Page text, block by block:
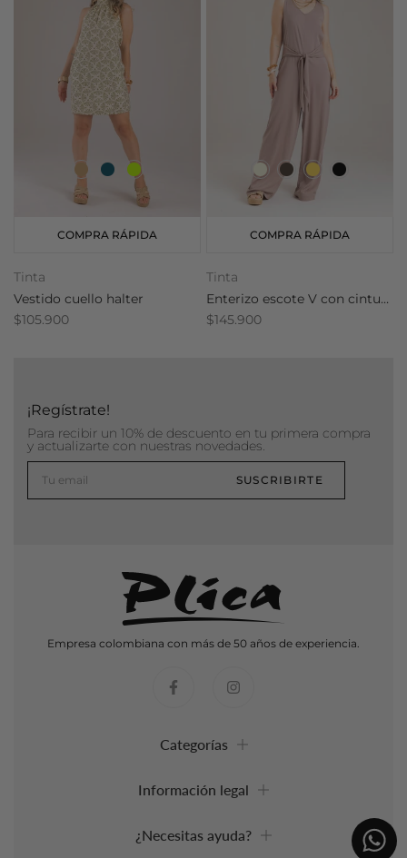
COMPRA RÁPIDA
Tinta
Vestido cuello halter
$105.900
COMPRA RÁPIDA
Tinta
Enterizo escote V con cinturón
$145.900
¡Regístrate!
Para recibir un 10% de descuento en tu primera compra
y actualizarte con nuestras novedades.
SUSCRIBIRTE
Empresa colombiana con más de 50 años de experiencia.
Categorías
Información legal
¿Necesitas ayuda?